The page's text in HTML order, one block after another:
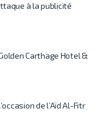
à la publicité
Carthage Hotel &
de l’Aïd Al-Fitr